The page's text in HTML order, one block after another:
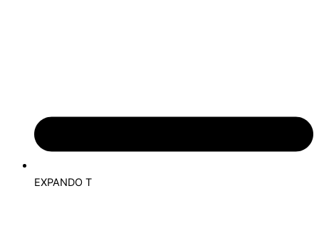
EXPANDO T